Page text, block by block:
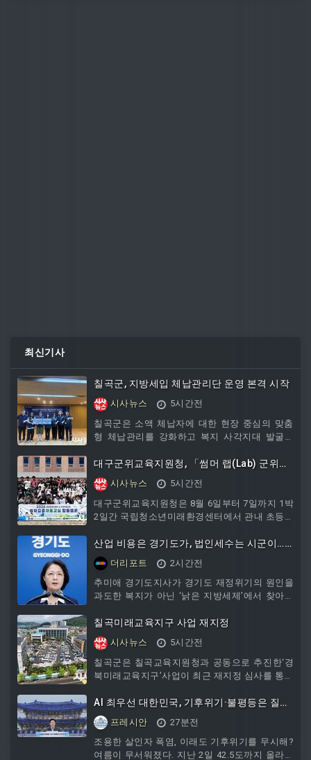
최신기사
칠곡군, 지방세입 체납관리단 운영 본격 시작
시사뉴스
5시간전
칠곡군은 소액 체납자에 대한 현장 중심의 맞춤
형 체납관리를 강화하고 복지 사각지대 발굴을
적으로 시작했다. 군은 지난 5일 경상북도청에서
열린 지방세입 체납관리단 합동 발대식 및 직무
교육에 참석해 체납관리단원의 현장조사 역량을
강화하고 개인정보 보호, 민원 응대, 안전수칙 등
직무교육을
대구군위교육지원청, 「썸머 랩(Lab) 군위창
의융합캠프」 개최
시사뉴스
5시간전
대구군위교육지원청은 8월 6일부터 7일까지 1박
2일간 국립청소년미래환경센터에서 관내 초등학
을 대상으로 「썸머 랩, 군위창의융합캠프」를
개최한다. 이번 캠프는 과학탐구활동, 진로활동,
경제교육을 하나로 융합한 ‘키움교육’ 프로그램
으로 구성되었다.
산업 비용은 경기도가, 법인세수는 시군이…
추미애가 꺼낸 지방세제 개편론
더리포트
2시간전
추미애 경기도지사가 경기도 재정위기의 원인을
과도한 복지가 아닌 ‘낡은 지방세제’에서 찾아야
난 5일 ‘재정 비상 상
칠곡미래교육지구 사업 재지정
시사뉴스
5시간전
칠곡군은 칠곡교육지원청과 공동으로 추진한‘경
북미래교육지구’사업이 최근 재지정 심사를 통과
다고 밝혔다. ‘경북미래교육지구’는 도교육청과
지자체에서 적극적인 소통과 협력을 통해 지역
특색에 맞는 교육 생태계를 조성하고, 지방 소멸
위기 및 학령 인구 급감에 대응하기 위해 추진하
는 민·
AI 최우선 대한민국, 기후위기·불평등은 질식
상태프레시안
27분전
조용한 살인자 폭염, 이래도 기후위기를 무시해?
여름이 무서워졌다. 지난 2일 42.5도까지 올라간